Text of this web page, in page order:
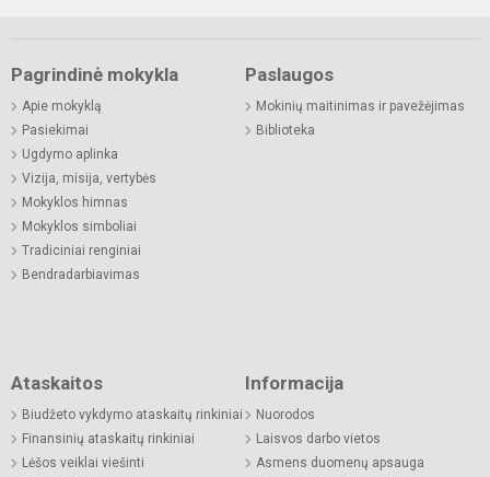
Pagrindinė mokykla
Apie mokyklą
Pasiekimai
Ugdymo aplinka
Vizija, misija, vertybės
Mokyklos himnas
Mokyklos simboliai
Tradiciniai renginiai
Bendradarbiavimas
Paslaugos
Mokinių maitinimas ir pavežėjimas
Biblioteka
Ataskaitos
Biudžeto vykdymo ataskaitų rinkiniai
Finansinių ataskaitų rinkiniai
Lėšos veiklai viešinti
Informacija
Nuorodos
Laisvos darbo vietos
Asmens duomenų apsauga